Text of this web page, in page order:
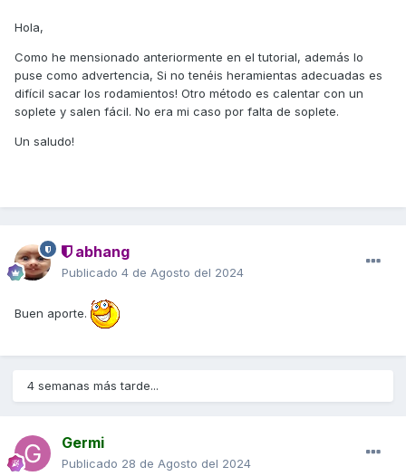
Hola,
Como he mensionado anteriormente en el tutorial, además lo
puse como advertencia, Si no tenéis heramientas adecuadas es
difícil sacar los rodamientos! Otro método es calentar con un
soplete y salen fácil. No era mi caso por falta de soplete.
Un saludo!
abhang
Publicado 4 de Agosto del 2024
Buen aporte.
4 semanas más tarde...
Germi
Publicado 28 de Agosto del 2024